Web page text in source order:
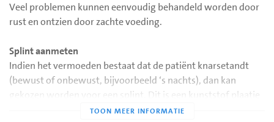
Veel problemen kunnen eenvoudig behandeld worden door
rust en ontzien door zachte voeding.
Splint aanmeten
Indien het vermoeden bestaat dat de patiënt knarsetandt
(bewust of onbewust, bijvoorbeeld ‘s nachts), dan kan
gekozen worden voor een splint. Dit is een kunststof plaatje
dat meestal op de boventanden gedragen wordt en